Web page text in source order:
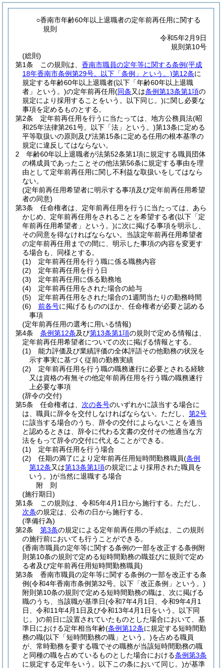
○香南市年齢60年以上退職者の定年前再任用に関する
規則
令和5年2月9日
規則第10号
(総則)
第1条
この規則は、 香南市職員の定年等に関する条例(平成
18年香南市条例第29号。以下「条例」という。)第12条に
規定する年齢60年以上退職者(以下「年齢60年以上退職
者」という。)の定年前再任用(同条又は条例第13条第1項の
規定により採用することをいう。以下同じ。)に関し必要な
事項を定めるものとする。
第2条
定年前再任用を行うに当たっては、地方公務員法(昭
和25年法律第261号。以下「法」という。)第13条に定める
平等取扱いの原則及び法第15条に定める任用の根本基準の
規定に違反してはならない。
2
年齢60年以上退職者が法第52条第1項に規定する職員団体
の構成員であったことその他法第56条に規定する事由を理
由として定年前再任用に関し不利益な取扱いをしてはなら
ない。
(定年前再任用希望者に明示する事項及び定年前再任用希望
者の同意)
第3条
任命権者は、定年前再任用を行うに当たっては、あら
かじめ、定年前再任用をされることを希望する者(以下「定
年前再任用希望者」という。)に次に掲げる事項を明示し、
その同意を得なければならない。 当該定年前再任用希望者
の定年前再任用までの間に、明示した事項の内容を変更す
る場合も、同様とする。
(1)
定年前再任用を行う職に係る職務内容
(2)
定年前再任用を行う日
(3)
定年前再任用に係る勤務地
(4)
定年前再任用をされた場合の給与
(5)
定年前再任用をされた場合の1週間当たりの勤務時間
(6)
前各号に掲げるもののほか、任命権者が必要と認める
事項
(定年前再任用の選考に用いる情報)
第4条
条例第12条及び第13条第1項の規則で定める情報は、
定年前再任用希望者についての次に掲げる情報とする。
(1)
能力評価及び業績評価の全体評語その他勤務の状況を
示す事実に基づく従前の勤務実績
(2)
定年前再任用を行う職の職務遂行に必要とされる経験
又は資格の有無その他定年前再任用を行う職の職務遂行
上必要な事項
(辞令の交付)
第5条
任命権者は、 次の各号のいずれかに該当する場合に
は、職員に辞令を交付しなければならない。 ただし、 第2号
に該当する場合のうち、辞令の交付によらないことを適当
と認めるときは、辞令に代わる文書の交付その他適当な方
法をもって辞令の交付に代えることができる。
(1)
定年前再任用を行う場合
(2)
任期の満了により定年前再任用短時間勤務職員(条例
第12条又は第13条第1項の規定により採用された職員を
いう。)が当然に退職する場合
附 則
(施行期日)
第1条
この規則は、令和5年4月1日から施行する。 ただし、
次条の規定は、公布の日から施行する。
(準備行為)
第2条
第3条の規定による定年前再任用の手続は、この規則
の施行前においても行うことができる。
(香南市職員の定年等に関する条例の一部を改正する条例附
則第10条の規則で定める短時間勤務の職並びに規則で定め
る者及び定年前再任用短時間勤務職員)
第3条
香南市職員の定年等に関する条例の一部を改正する条
例(令和4年香南市条例第32号。以下「改正条例」という。)
附則第10条の規則で定める短時間勤務の職は、次に掲げる
職のうち、当該職が基準日(令和7年4月1日、令和9年4月1
日、令和11年4月1日及び令和13年4月1日をいう。以下同
じ。)の前日に設置されていたものとした場合において、基
準日における定年相当年齢(条例第12条に規定する短時間勤
務の職(以下「短時間勤務の職」という。)を占める職員
が、常時勤務を要する職でその職務が当該短時間勤務の職
と同種の職を占めているものとした場合における条例第3条
に規定する定年をいう。以下この条において同じ。)が基準